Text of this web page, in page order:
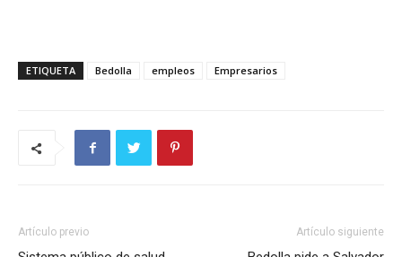
ETIQUETA Bedolla empleos Empresarios
Artículo previo Artículo siguiente